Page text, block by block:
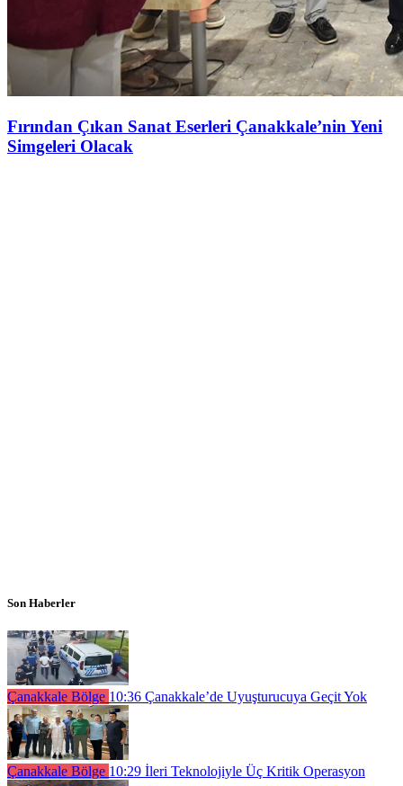
Fırından Çıkan Sanat Eserleri Çanakkale’nin Yeni
Simgeleri Olacak
Son Haberler
Çanakkale Bölge 10:36 Çanakkale’de Uyuşturucuya Geçit Yok
Çanakkale Bölge 10:29 İleri Teknolojiyle Üç Kritik Operasyon